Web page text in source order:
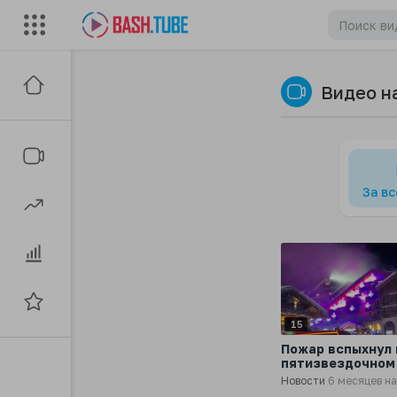
Видео
За
15
Пожар вспыхнул
на горнолыжном
курорте
Новости 6 месяцев